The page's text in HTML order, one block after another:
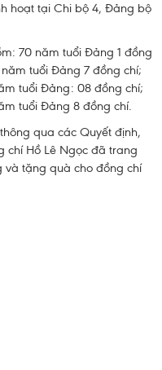
hoạt tại Chi bộ 4, Đảng bộ
70 năm tuổi Đảng 1 đồng
tuổi Đảng 7 đồng chí;
tuổi Đảng: 08 đồng chí;
tuổi Đảng 8 đồng chí.
qua các Quyết định,
chí Hồ Lê Ngọc đã trang
và tặng quà cho đồng chí